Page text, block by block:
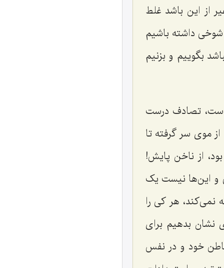
از این باشد غلط
شوخی داشته باشیم
بگوییم و بزنیم
است، تصادف درست
موی سر گرفته تا
از ناخن پایش!
و این‌ها نیست یک
نمی‌کند، هر کی را
نشان بدهیم برای
باطن خود و در نفس